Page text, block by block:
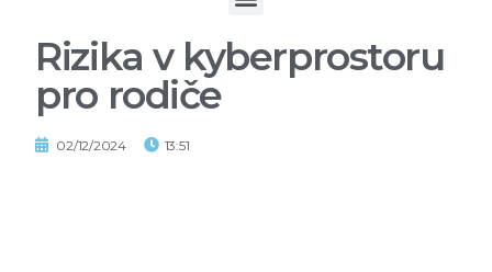
Rizika v kyberprostoru
pro rodiče
02/12/2024 13:51